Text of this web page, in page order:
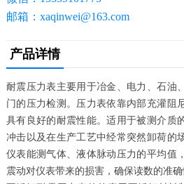
邮箱：xaqinwei@163.com
产品详情
耐震压力表主要用于冶金、电力、石油
门的压力检测。压力表依靠内部充灌阻
具有良好的耐震性能。适用于被测介质
冲击以及在生产工艺中经常突然卸荷的
仪表能测气体、液体脉动压力的平均值
震动对仪表带来的损害，确保读数的准确